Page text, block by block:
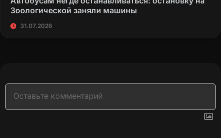
Зоологической заняли машины
31.07.2026